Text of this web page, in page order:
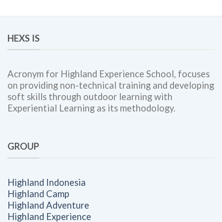
HEXS IS
Acronym for Highland Experience School, focuses
on providing non-technical training and developing
soft skills through outdoor learning with
Experiential Learning as its methodology.
GROUP
Highland Indonesia
Highland Camp
Highland Adventure
Highland Experience